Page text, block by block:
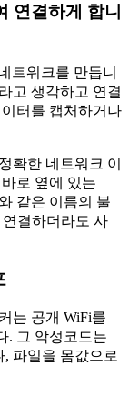
연결하게 합니
트워크를 만듭니
고 생각하고 연결
터를 캡처하거나
확한 네트워크 이
로 옆에 있는
같은 이름의 불
결하더라도 사
는 공개 WiFi를
. 그 악성코드는
파일을 몸값으로